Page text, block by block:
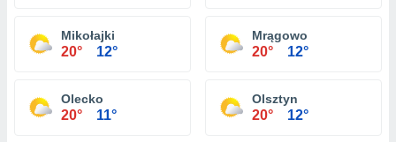
Mikołajki
20° 12°
Mrągowo
20° 12°
Olecko
20° 11°
Olsztyn
20° 12°